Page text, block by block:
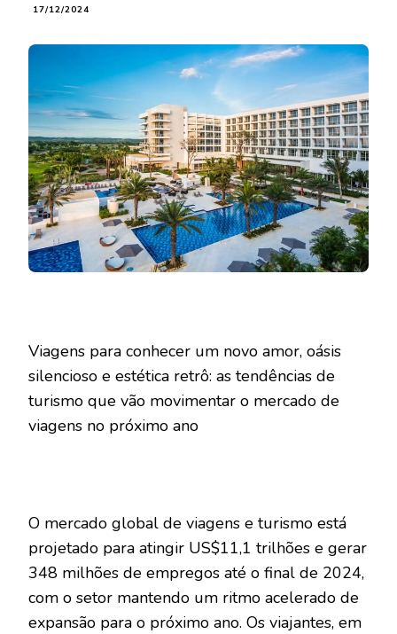
17/12/2024
Viagens para conhecer um novo amor, oásis
silencioso e estética retrô: as tendências de
turismo que vão movimentar o mercado de
viagens no próximo ano
O mercado global de viagens e turismo está
projetado para atingir US$11,1 trilhões e gerar
348 milhões de empregos até o final de 2024,
com o setor mantendo um ritmo acelerado de
expansão para o próximo ano. Os viajantes, em